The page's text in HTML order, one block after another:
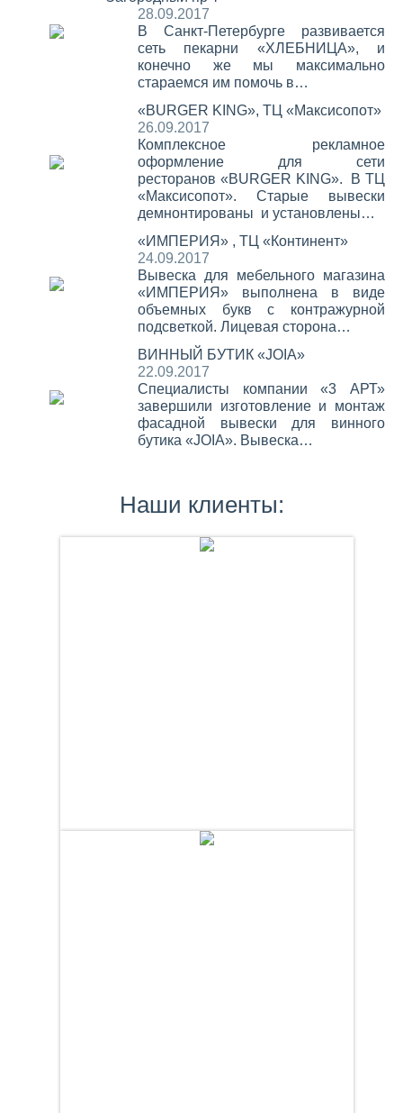
28.09.2017
В Санкт-Петербурге развивается
сеть пекарни «ХЛЕБНИЦА», и
конечно же мы максимально
стараемся им помочь в…
«BURGER KING», ТЦ «Максисопот»
26.09.2017
Комплексное рекламное
оформление для сети
ресторанов «BURGER KING». В ТЦ
«Максисопот». Старые вывески
демнонтированы и установлены…
«ИМПЕРИЯ» , ТЦ «Континент»
24.09.2017
Вывеска для мебельного магазина
«ИМПЕРИЯ» выполнена в виде
объемных букв с контражурной
подсветкой. Лицевая сторона…
ВИННЫЙ БУТИК «JOIA»
22.09.2017
Специалисты компании «3 АРТ»
завершили изготовление и монтаж
фасадной вывески для винного
бутика «JOIA». Вывеска…
Наши клиенты: